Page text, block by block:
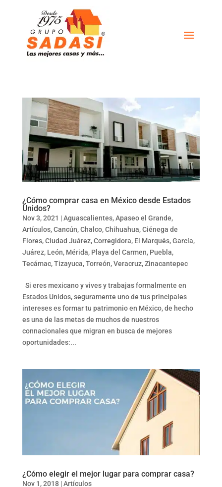
¿Cómo comprar casa en México desde Estados
Unidos?
Nov 3, 2021 |Aguascalientes,Apaseo el Grande,
Artículos,Cancún,Chalco,Chihuahua,Ciénega de
Flores,Ciudad Juárez,Corregidora, El Marqués,García,
Juárez, León, Mérida, Playa del Carmen, Puebla,
Tecámac,Tizayuca,Torreón,Veracruz,Zinacantepec
Si eres mexicano y vives y trabajas formalmente en
Estados Unidos, seguramente uno de tus principales
intereses es formar tu patrimonio en México, de hecho
es una de las metas de muchos de nuestros
connacionales que migran en busca de mejores
oportunidades:...
¿Cómo elegir el mejor lugar para comprar casa?
Nov 1, 2018|Artículos